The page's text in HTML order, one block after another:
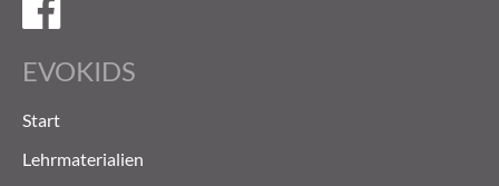
EVOKIDS
Start
Lehrmaterialien